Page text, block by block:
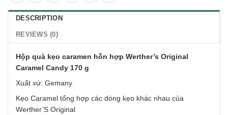
DESCRIPTION
REVIEWS (0)
Hộp quà kẹo caramen hỗn hợp Werther’s Original
Caramel Candy 170 g
Xuất xứ: Gemany
Kẹo Caramel tổng hợp các dòng kẹo khác nhau của
Werther’S Original